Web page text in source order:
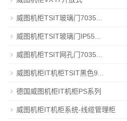
威图机柜TSIT玻璃门7035...
威图机柜TSIT玻璃门IP55...
威图机柜TSIT网孔门7035...
威图机柜IT机柜TSIT黑色9...
德国威图机柜IT机柜PS系列
威图机柜IT机柜系统-线缆管理柜